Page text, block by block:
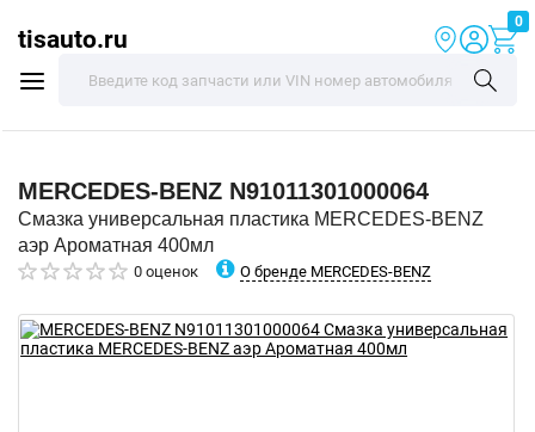
tisauto.ru
0
MERCEDES-BENZ N91011301000064
Смазка универсальная пластика MERCEDES-BENZ
аэр Ароматная 400мл
0 оценок О бренде MERCEDES-BENZ